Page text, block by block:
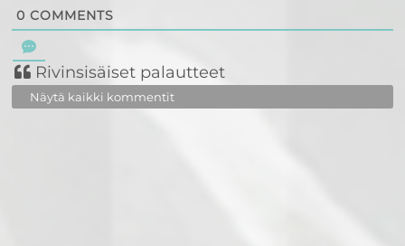
0 COMMENTS
Rivinsisäiset palautteet
Näytä kaikki kommentit